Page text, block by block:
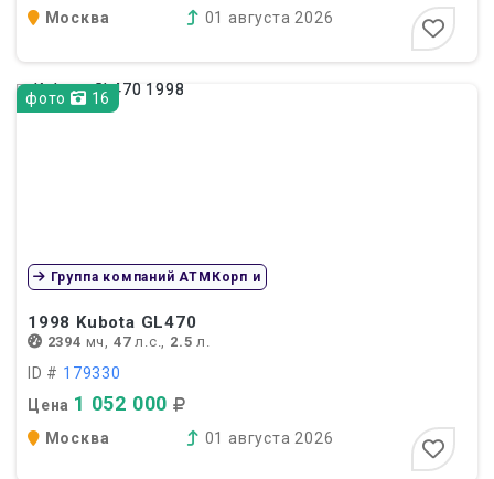
Москва 01 августа 2026
фото 16
1998 Kubota GL470
2394 мч, 47л.с., 2.5 л.
ID # 179330
Цена 1 052 000
Группа компаний АТМКорп и
Москва 01 августа 2026